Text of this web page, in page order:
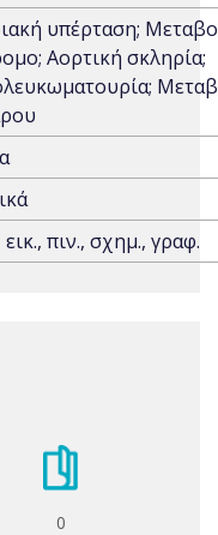
υπέρταση;
Αορτική σκληρία;
εικ., πιν., σχημ., γραφ.
0